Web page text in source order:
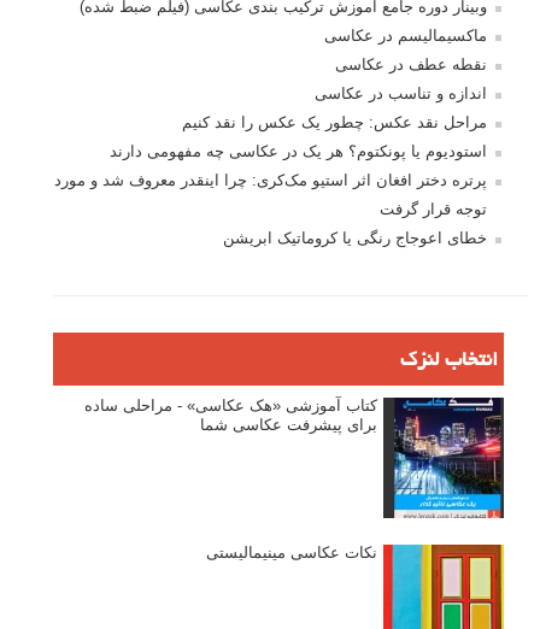
وبینار دوره جامع آموزش ترکیب بندی عکاسی (فیلم ضبط شده)
ماکسیمالیسم در عکاسی
نقطه عطف در عکاسی
اندازه و تناسب در عکاسی
مراحل نقد عکس: چطور یک عکس را نقد کنیم
استودیوم یا پونکتوم؟ هر یک در عکاسی چه مفهومی دارند
پرتره دختر افغان اثر استیو مک‌کری: چرا اینقدر معروف شد و مورد
توجه قرار گرفت
خطای اعوجاج رنگی یا کروماتیک ابریشن
انتخاب لنزک
کتاب آموزشی «هک عکاسی» - مراحلی ساده
برای پیشرفت عکاسی شما
نکات عکاسی مینیمالیستی